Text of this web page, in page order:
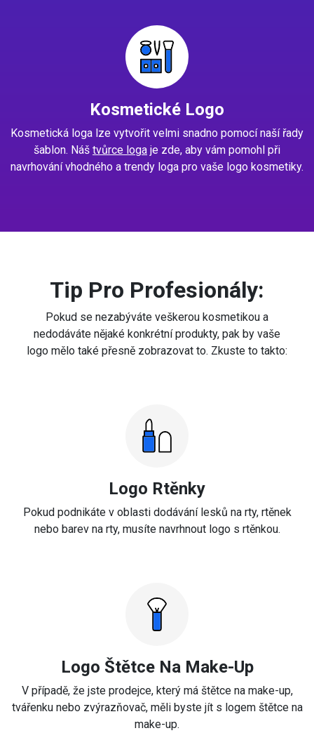
Kosmetické Logo
Kosmetická loga lze vytvořit velmi snadno pomocí naší řady
šablon. Náš tvůrce loga je zde, aby vám pomohl při
navrhování vhodného a trendy loga pro vaše logo kosmetiky.
Tip Pro Profesionály:
Pokud se nezabýváte veškerou kosmetikou a
nedodáváte nějaké konkrétní produkty, pak by vaše
logo mělo také přesně zobrazovat to. Zkuste to takto:
Logo Rtěnky
Pokud podnikáte v oblasti dodávání lesků na rty, rtěnek
nebo barev na rty, musíte navrhnout logo s rtěnkou.
Logo Štětce Na Make-Up
V případě, že jste prodejce, který má štětce na make-up,
tvářenku nebo zvýrazňovač, měli byste jít s logem štětce na
make-up.